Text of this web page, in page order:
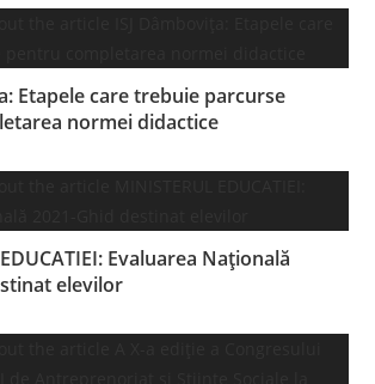
Etapele care trebuie parcurse
normei didactice
Evaluarea Națională
elevilor